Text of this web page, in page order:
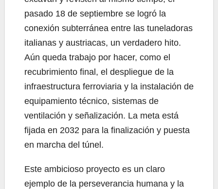
pasado 18 de septiembre se logró la
conexión subterránea entre las tuneladoras
italianas y austriacas, un verdadero hito.
Aún queda trabajo por hacer, como el
recubrimiento final, el despliegue de la
infraestructura ferroviaria y la instalación de
equipamiento técnico, sistemas de
ventilación y señalización. La meta está
fijada en 2032 para la finalización y puesta
en marcha del túnel.
Este ambicioso proyecto es un claro
ejemplo de la perseverancia humana y la